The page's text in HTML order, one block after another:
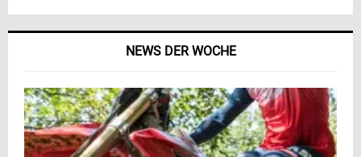
NEWS DER WOCHE